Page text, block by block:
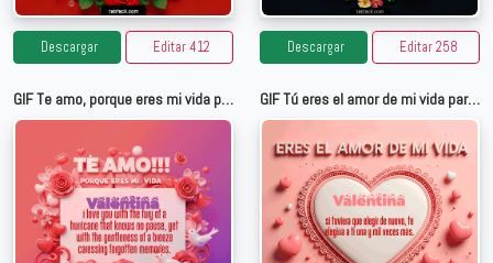
Descargar Editar 412 Descargar Editar 258
GIF Te amo, porque eres mi vida para Valentina GIF Tú eres el amor de mi vida para Valentina